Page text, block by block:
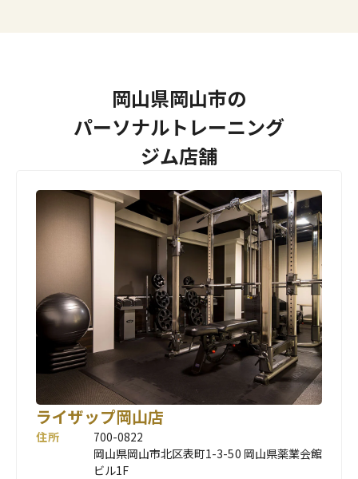
岡山県岡山市の
パーソナルトレーニング
ジム店舗
ライザップ岡山店
住所
700-0822
岡山県岡山市北区表町1-3-50 岡山県薬業会館
ビル1F